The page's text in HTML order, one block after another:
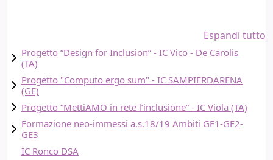
Espandi tutto
Progetto “Design for Inclusion” - IC Vico - De Carolis
(TA)
Progetto "Computo ergo sum" - IC SAMPIERDARENA
(GE)
Progetto “MettiAMO in rete l’inclusione” - IC Viola (TA)
Formazione neo-immessi a.s.18/19 Ambiti GE1-GE2-
GE3
IC Ronco DSA